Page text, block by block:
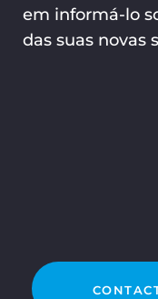
em informá-lo
das suas novas